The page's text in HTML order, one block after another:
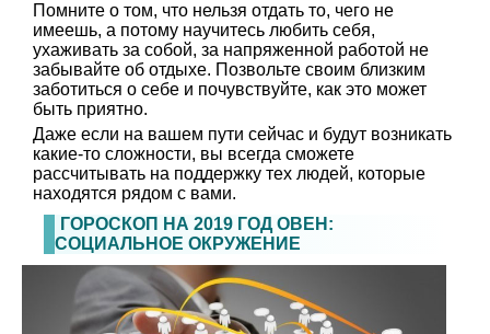
Помните о том, что нельзя отдать то, чего не
имеешь, а потому научитесь любить себя,
ухаживать за собой, за напряженной работой не
забывайте об отдыхе. Позвольте своим близким
заботиться о себе и почувствуйте, как это может
быть приятно.
Даже если на вашем пути сейчас и будут возникать
какие-то сложности, вы всегда сможете
рассчитывать на поддержку тех людей, которые
находятся рядом с вами.
ГОРОСКОП НА 2019 ГОД ОВЕН:
СОЦИАЛЬНОЕ ОКРУЖЕНИЕ